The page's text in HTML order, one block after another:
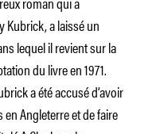
Kubrick, a laissé un
lequel il revient sur la
du livre en 1971.
a été accusé d’avoir
Angleterre et de faire